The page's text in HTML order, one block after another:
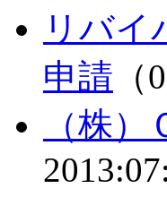
リバイ
申請
（株